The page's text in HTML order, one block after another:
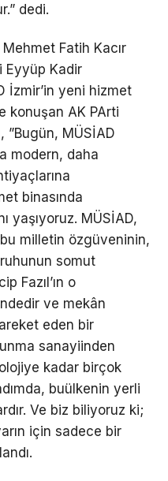
dedi.
Fatih Kacır
Eyyüp Kadir
İzmir’in yeni hizmet
konuşan AK PArti
”Bugün, MÜSİAD
modern, daha
binasında
yaşıyoruz. MÜSİAD,
milletin özgüveninin,
somut
Fazıl’ın o
ve mekân
eden bir
sanayiinden
kadar birçok
buülkenin yerli
Ve biz biliyoruz ki;
için sadece bir